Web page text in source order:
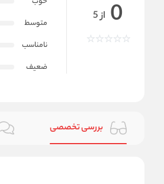
0 از 5
متوسط
نامناسب
ضعیف
بررسی تخصصی